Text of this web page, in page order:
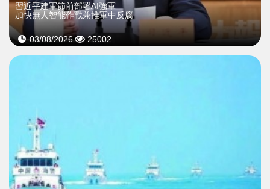
習近平建軍節前部署AI強軍
加快無人智能作戰兼推軍中反腐
03/08/2026 25002